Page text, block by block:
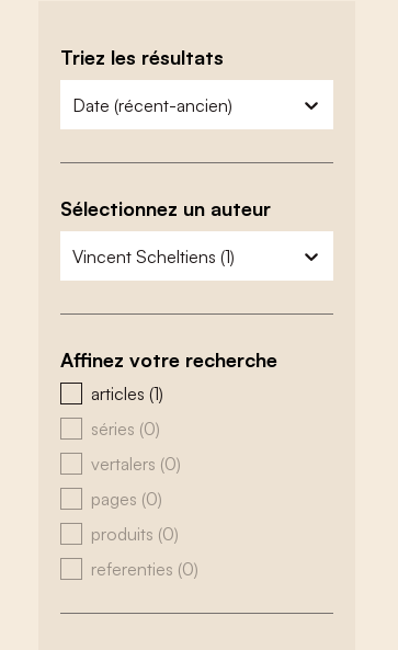
Triez les résultats
zoeken - sorteer
trier le contenu
Sélectionnez un auteur
zoeken - auteurs
sélectionnez le contenu
Affinez votre recherche
zoeken - type
articles (1)
séries (0)
vertalers (0)
pages (0)
produits (0)
referenties (0)